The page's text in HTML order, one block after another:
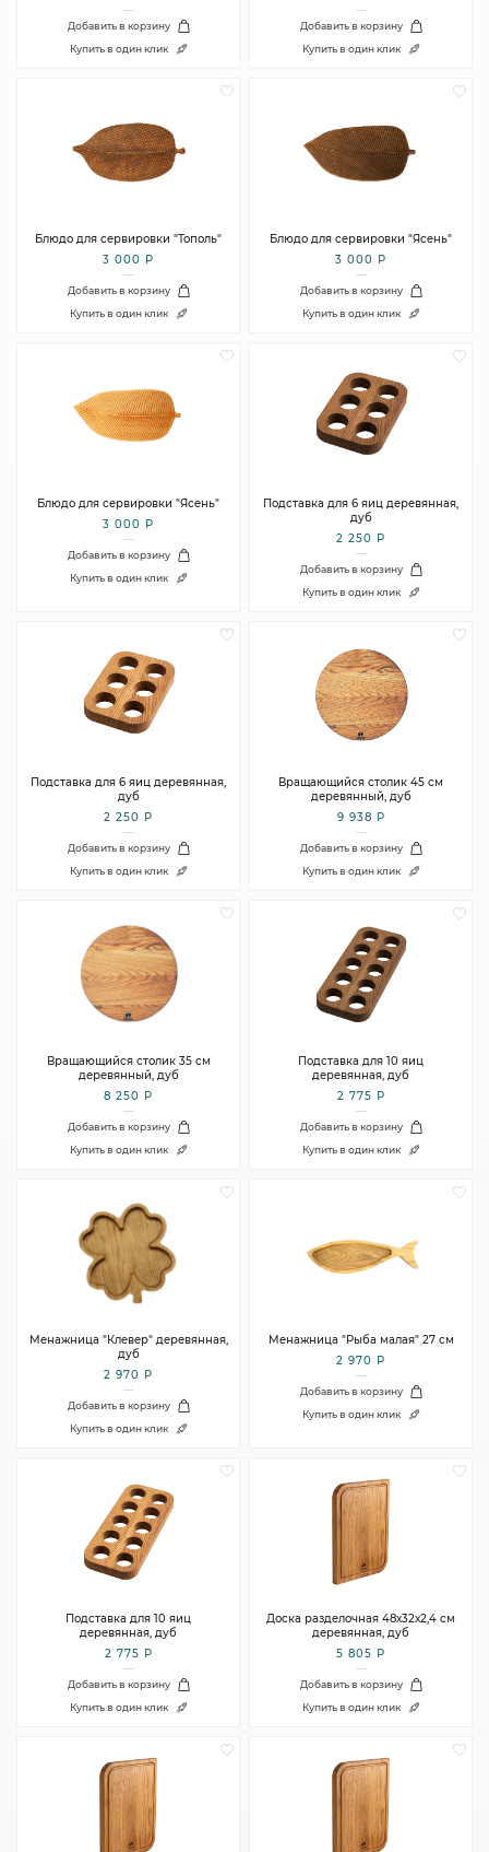
Добавить в корзину
Купить в один клик
Добавить в корзину
Купить в один клик
Блюдо для сервировки "Тополь"
3 000 Р
Добавить в корзину
Купить в один клик
Блюдо для сервировки "Ясень"
3 000 Р
Добавить в корзину
Купить в один клик
Блюдо для сервировки "Ясень"
3 000 Р
Добавить в корзину
Купить в один клик
Подставка для 6 яиц деревянная,
дуб
2 250 Р
Добавить в корзину
Купить в один клик
Подставка для 6 яиц деревянная,
дуб
2 250 Р
Добавить в корзину
Купить в один клик
Вращающийся столик 45 см
деревянный, дуб
9 938 Р
Добавить в корзину
Купить в один клик
Вращающийся столик 35 см
деревянный, дуб
8 250 Р
Добавить в корзину
Купить в один клик
Подставка для 10 яиц
деревянная, дуб
2 775 Р
Добавить в корзину
Купить в один клик
Менажница "Клевер" деревянная,
дуб
2 970 Р
Добавить в корзину
Купить в один клик
Менажница "Рыба малая" 27 см
2 970 Р
Добавить в корзину
Купить в один клик
Подставка для 10 яиц
деревянная, дуб
2 775 Р
Добавить в корзину
Купить в один клик
Доска разделочная 48х32х2,4 см
деревянная, дуб
5 805 Р
Добавить в корзину
Купить в один клик